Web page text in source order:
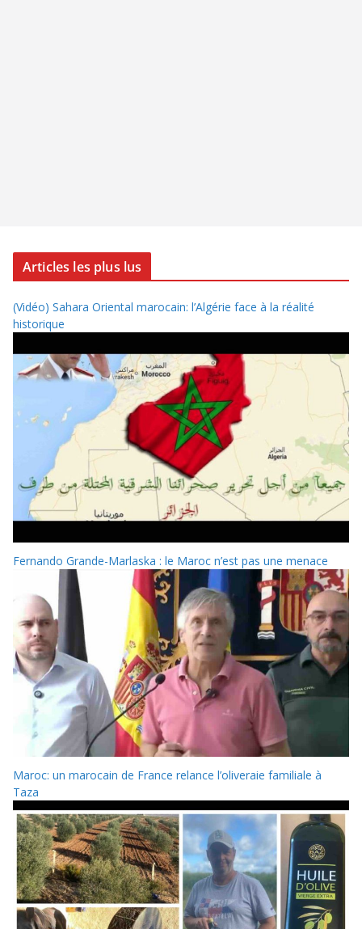
Articles les plus lus
(Vidéo) Sahara Oriental marocain: l’Algérie face à la réalité
historique
Fernando Grande-Marlaska : le Maroc n’est pas une menace
Maroc: un marocain de France relance l’oliveraie familiale à
Taza